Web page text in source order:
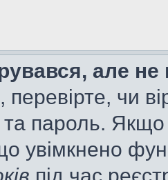
але
чи
та пароль.
увімкнено